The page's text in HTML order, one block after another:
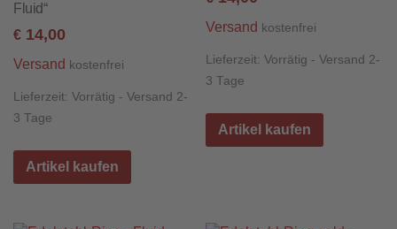
Fluid“
€ 14,00
Versand kostenfrei
Lieferzeit: Vorrätig - Versand 2-
3 Tage
Artikel kaufen
Versand kostenfrei
Lieferzeit:Vorrätig - Versand 2-
3 Tage
Artikel kaufen